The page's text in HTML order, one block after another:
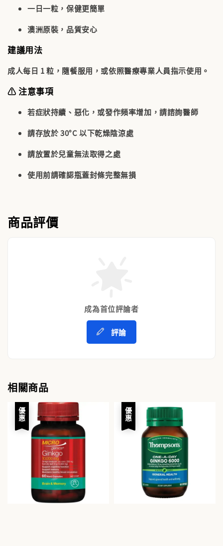
一日一粒，保健更簡單
澳洲原裝，品質安心
建議用法
成人每日 1 粒， 隨餐服用 ，或依照醫療專業人員指示使用。
⚠️ 注意事項
若症狀持續、惡化，或發作頻率增加，請諮詢醫師
請存放於 30°C 以下乾燥陰涼處
請放置於兒童無法取得之處
使用前請確認瓶蓋封條完整無損
商品評價
成為首位評論者
評論
相關商品
優惠 優惠